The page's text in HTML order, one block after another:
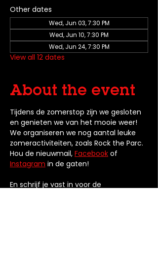
Other dates
Wed, Jun 03, 7:30 PM
Wed, Jun 10, 7:30 PM
Wed, Jun 24, 7:30 PM
View all 12 dates
About the event
Tijdens de zomerstop zijn we gesloten
en genieten we van het mooie weer!
We organiseren we nog aantal leuke
zomeractiviteiten, zoals Rock the Parc.
Hou de nieuwmail, Facebook of
Instagram in de gaten!
En schrijf je vast in voor de